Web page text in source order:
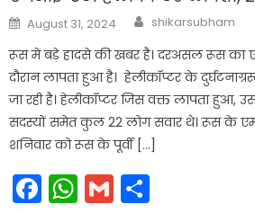
Posted
on
August 31, 2024 Author
shikarsubham
रूस में बड़े हादसे की खबर है। दरअसल रूस का
दौरान लापता हुआ है। हेलीकॉप्टर के
जा रही है। हेलीकॉप्टर जिस वक्त लापता हुआ,
सदस्यों समेत कुल 22 लोग सवार थे। रूस के
शनिवार को रूस के पूर्वी […]
Facebook
WhatsApp
Gmail